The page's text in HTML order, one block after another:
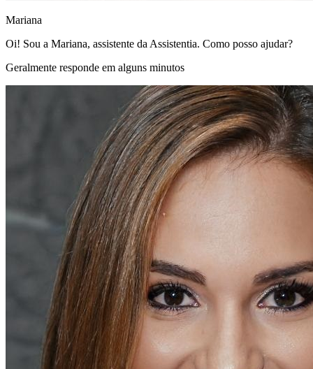
Mariana
Oi! Sou a Mariana, assistente da Assistentia. Como posso ajudar?
Geralmente responde em alguns minutos